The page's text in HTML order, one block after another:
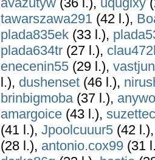
tawarszawa291 (42 l.),
plada835ek (33 l.),
plada634tr (27 l.),
enecenin55 (29 l.),
l.), dushenset (46 l.),
brinbigmoba(37 l.),
amargoice (43 l.),
(41 l.), Jpoolcuuur5 (42
(28 l.), antonio.cox99 (31